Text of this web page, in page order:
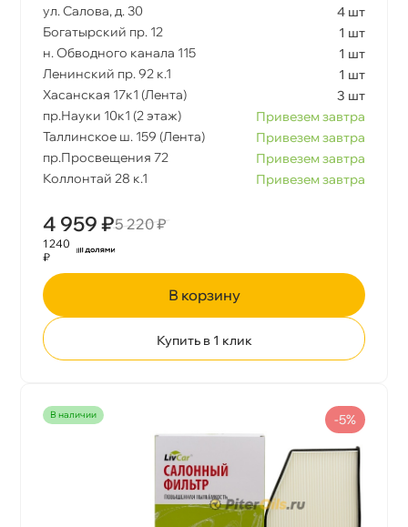
ул. Салова, д. 30
4 шт
Богатырский пр. 12
1 шт
н. Обводного канала 115
1 шт
Ленинский пр. 92 к.1
1 шт
Хасанская 17к1 (Лента)
3 шт
пр.Науки 10к1 (2 этаж)
Привезем завтра
Таллинское ш. 159 (Лента)
Привезем завтра
пр.Просвещения 72
Привезем завтра
Коллонтай 28 к.1
Привезем завтра
4 959 ₽5 220 ₽
1 240
₽
корзину
Купить в 1 клик
наличии -5%